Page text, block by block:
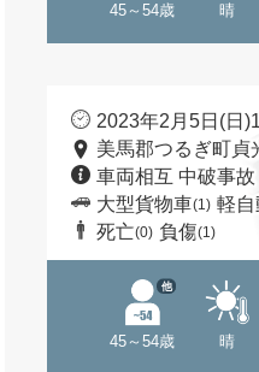
45～54歳 晴
2023年2月5日(日
美馬郡つるぎ町貞
車両相互 中破事故
大型貨物車(1) 軽自
死亡(0) 負傷(1)
45～54歳
他
晴